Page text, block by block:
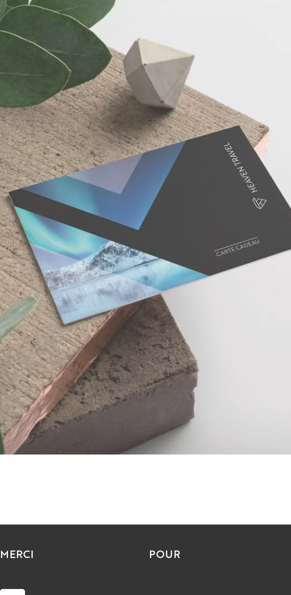
MERCI POUR